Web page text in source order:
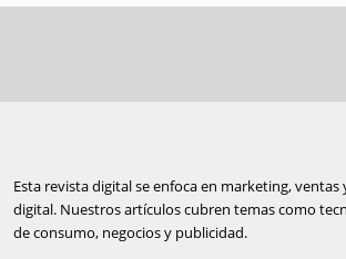
Esta revista digital se enfoca en marketing,
digital. Nuestros artículos cubren temas como
de consumo, negocios y publicidad.